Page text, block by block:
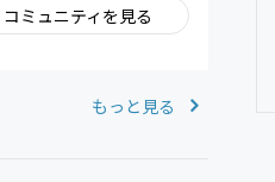
コミュニティを見る
もっと見る